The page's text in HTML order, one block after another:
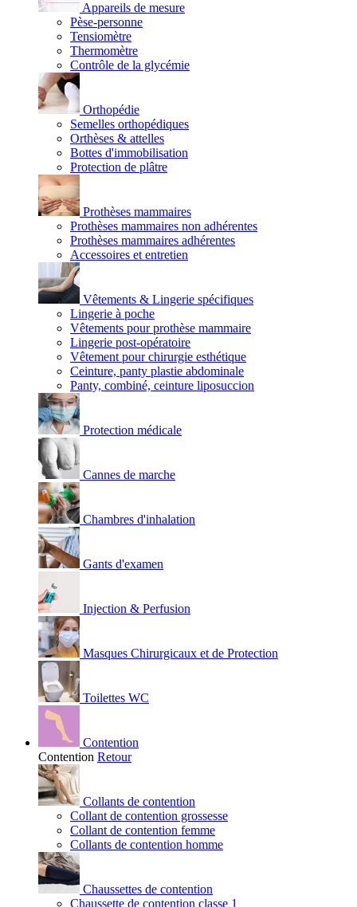
Appareils de mesure
Pèse-personne
Tensiomètre
Thermomètre
Contrôle de la glycémie
Orthopédie
Semelles orthopédiques
Orthèses & attelles
Bottes d'immobilisation
Protection de plâtre
Prothèses mammaires
Prothèses mammaires non adhérentes
Prothèses mammaires adhérentes
Accessoires et entretien
Vêtements & Lingerie spécifiques
Lingerie à poche
Vêtements pour prothèse mammaire
Lingerie post-opératoire
Vêtement pour chirurgie esthétique
Ceinture, panty plastie abdominale
Panty, combiné, ceinture liposuccion
Protection médicale
Cannes de marche
Chambres d'inhalation
Gants d'examen
Injection & Perfusion
Masques Chirurgicaux et de Protection
Toilettes WC
Contention
Contention Retour
Collants de contention
Collant de contention grossesse
Collant de contention femme
Collants de contention homme
Chaussettes de contention
Chaussette de contention classe 1